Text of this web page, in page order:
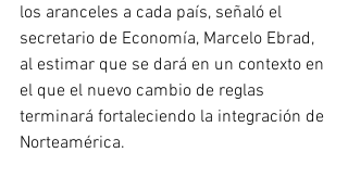
los aranceles a cada país, señaló el
secretario de Economía, Marcelo Ebrad,
al estimar que se dará en un contexto en
el que el nuevo cambio de reglas
terminará fortaleciendo la integración de
Norteamérica.